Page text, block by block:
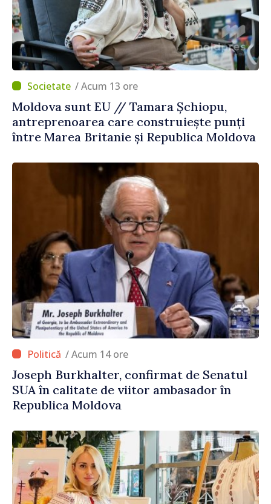
/ Acum 13 ore
Moldova sunt EU // Tamara Șchiopu,
antreprenoarea care construiește punți
între Marea Britanie și Republica Moldova
/ Acum 14 ore
Joseph Burkhalter, confirmat de Senatul
SUA în calitate de viitor ambasador în
Republica Moldova